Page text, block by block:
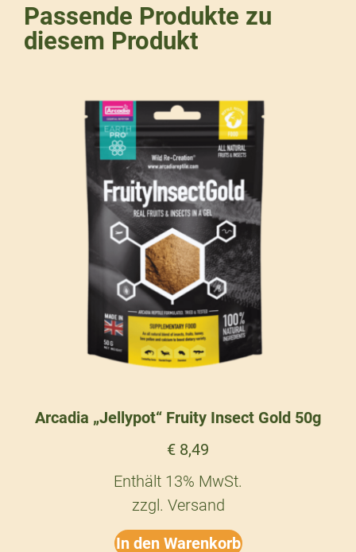
Passende Produkte zu
diesem Produkt
Arcadia „Jellypot“ Fruity Insect Gold 50g
€ 8,49
Enthält 13% MwSt.
zzgl. Versand
In den Warenkorb